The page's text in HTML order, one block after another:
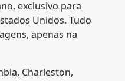
exclusivo para
Unidos. Tudo
apenas na
Charleston,